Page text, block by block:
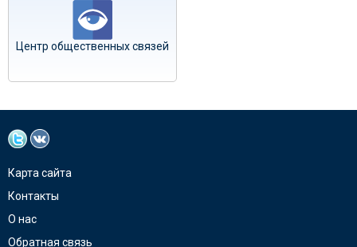
Центр общественных связей
Карта сайта
Контакты
О нас
Обратная связь